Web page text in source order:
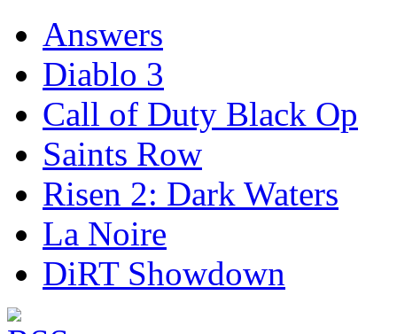
Answers
Diablo 3
Call of Duty Black Op
Saints Row
Risen 2: Dark Waters
La Noire
DiRT Showdown